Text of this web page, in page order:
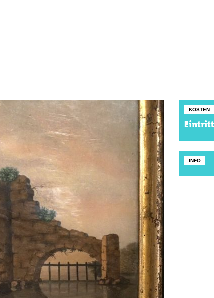
KOSTEN
Eintritt
INFO